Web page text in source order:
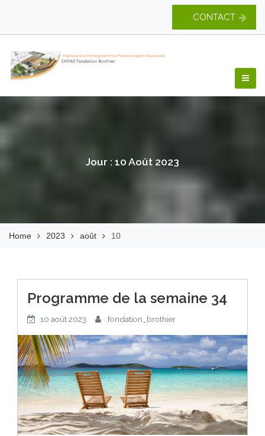
content
CONTACT
Jour : 10 Août 2023
Home 2023 août 10
Programme de la semaine 34
10 août 2023 fondation_brothier